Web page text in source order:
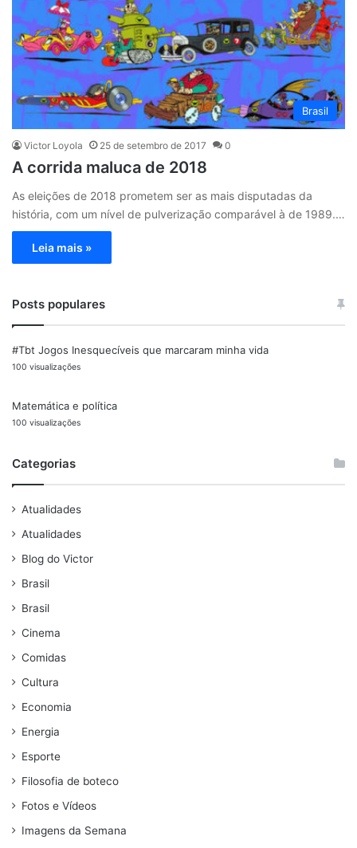
Brasil
Victor Loyola 25 de setembro de 2017 0
A corrida maluca de 2018
As eleições de 2018 prometem ser as mais disputadas da
história, com um nível de pulverização comparável à de 1989.…
Leia mais »
Posts populares
#Tbt Jogos Inesquecíveis que marcaram minha vida
100 visualizações
Matemática e política
100 visualizações
Categorias
Atualidades
Atualidades
Blog do Victor
Brasil
Brasil
Cinema
Comidas
Cultura
Economia
Energia
Esporte
Filosofia de boteco
Fotos e Vídeos
Imagens da Semana